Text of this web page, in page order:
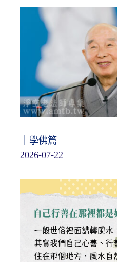
｜學佛篇
2026-07-22